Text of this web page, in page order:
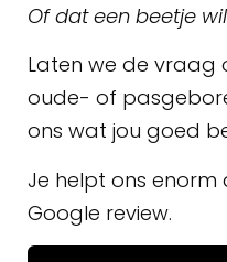
Of dat een beetje
Laten we de vraag
oude- of
ons wat jou goed
Je helpt ons
Google review.